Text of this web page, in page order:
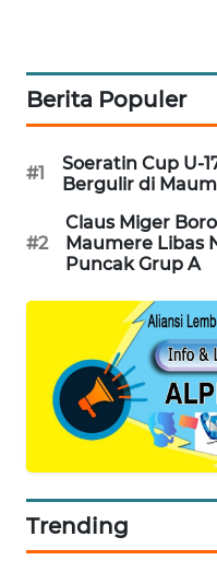
Berita Populer
#1
Soeratin Cup U-
Bergulir di
#2
Claus Miger
Maumere Libas
Puncak Grup A
Trending